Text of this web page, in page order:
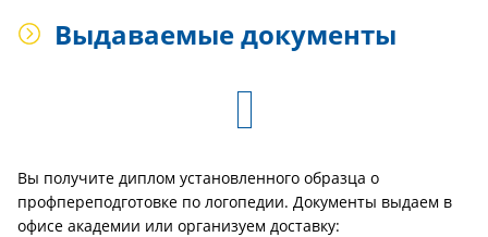
Выдаваемые документы
Вы получите диплом установленного образца о
профпереподготовке по логопедии. Документы выдаем в
офисе академии или организуем доставку: